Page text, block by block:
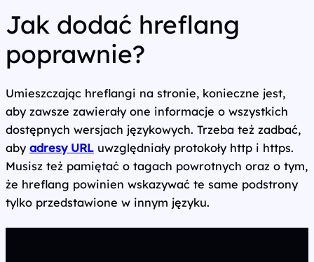
Jak dodać hreflang
poprawnie?
Umieszczając hreflangi na stronie, konieczne jest,
aby zawsze zawierały one informacje o wszystkich
dostępnych wersjach językowych. Trzeba też zadbać,
aby adresy URL uwzględniały protokoły http i https.
Musisz też pamiętać o tagach powrotnych oraz o tym,
że hreflang powinien wskazywać te same podstrony
tylko przedstawione w innym języku.